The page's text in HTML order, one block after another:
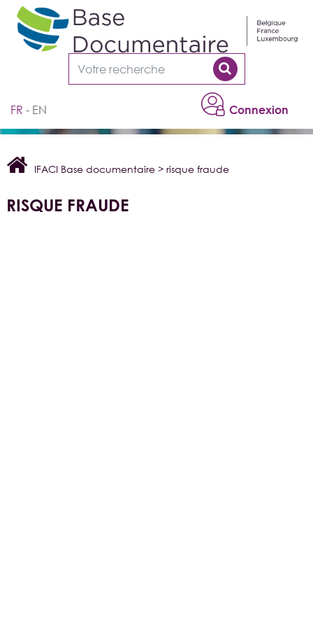
Connexion
FR EN
IFACI Base documentaire > risque fraude
RISQUE FRAUDE
Cookies management panel